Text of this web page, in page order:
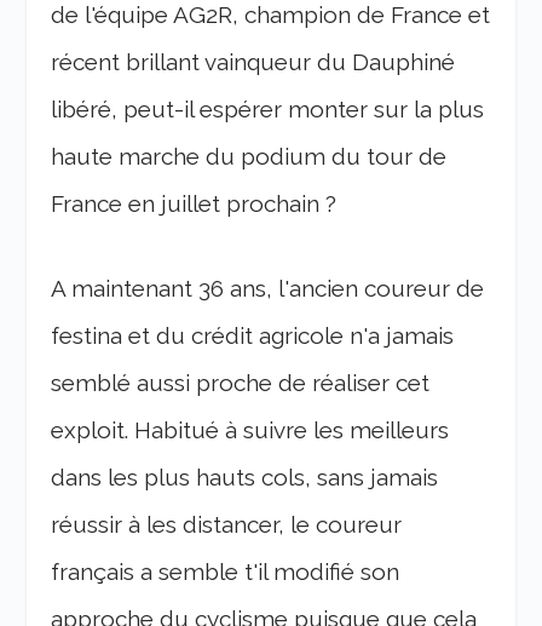
de l'équipe AG2R, champion de France et
récent brillant vainqueur du Dauphiné
libéré, peut-il espérer monter sur la plus
haute marche du podium du tour de
France en juillet prochain ?
A maintenant 36 ans, l'ancien coureur de
festina et du crédit agricole n'a jamais
semblé aussi proche de réaliser cet
exploit. Habitué à suivre les meilleurs
dans les plus hauts cols, sans jamais
réussir à les distancer, le coureur
français a semble t'il modifié son
approche du cyclisme puisque que cela